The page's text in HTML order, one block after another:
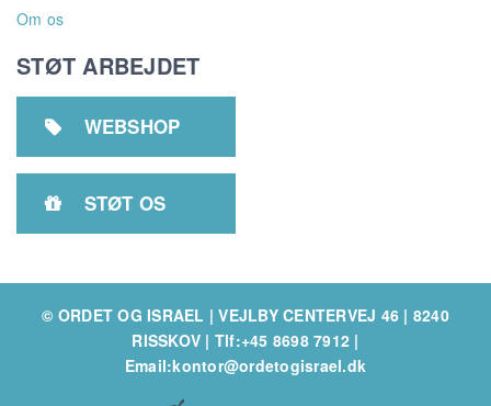
Om os
STØT ARBEJDET
 WEBSHOP
 STØT OS
© ORDET OG ISRAEL | VEJLBY CENTERVEJ 46 | 8240
RISSKOV | Tlf:+45 8698 7912 |
Email:kontor@ordetogisrael.dk